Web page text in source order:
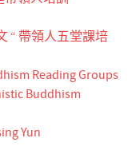
“ 帶領人五堂課培
Reading Groups
Buddhism
Yun